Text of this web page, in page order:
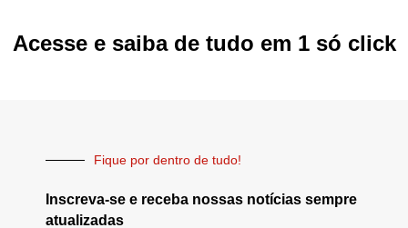
Acesse e saiba de tudo em 1 só click
Fique por dentro de tudo!
Inscreva-se e receba nossas notícias sempre
atualizadas